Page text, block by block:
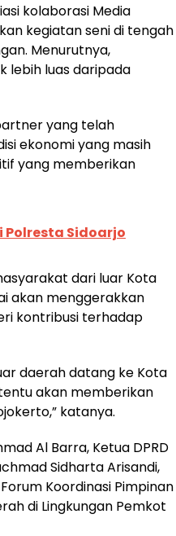
kolaborasi Media
kegiatan seni di tengah
Menurutnya,
lebih luas daripada
yang telah
ekonomi yang masih
yang memberikan
Polresta Sidoarjo
dari luar Kota
akan menggerakkan
kontribusi terhadap
daerah datang ke Kota
akan memberikan
katanya.
Al Barra, Ketua DPRD
Sidharta Arisandi,
Koordinasi Pimpinan
di Lingkungan Pemkot